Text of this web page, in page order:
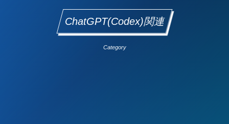
ChatGPT(Codex)関連
Category